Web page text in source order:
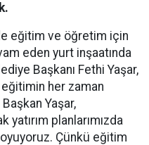
eğitim ve öğretim için
eden yurt inşaatında
Başkanı Fethi Yaşar,
her zaman
Yaşar,
planlarımızda
Çünkü eğitim